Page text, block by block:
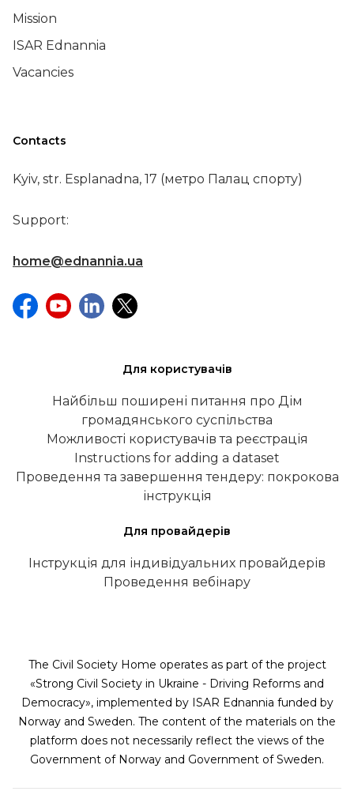
Mission
ISAR Ednannia
Vacancies
Contacts
Kyiv, str. Esplanadna, 17 (метро Палац спорту)
Support:
home@ednannia.ua
Для користувачів
Найбільш поширені питання про Дім
громадянського суспільства
Можливості користувачів та реєстрація
Instructions for adding a dataset
Проведення та завершення тендеру: покрокова
інструкція
Для провайдерів
Інструкція для індивідуальних провайдерів
Проведення вебінару
The Civil Society Home operates as part of the project
«Strong Civil Society in Ukraine - Driving Reforms and
Democracy», implemented by ISAR Ednannia funded by
Norway and Sweden. The content of the materials on the
platform does not necessarily reflect the views of the
Government of Norway and Government of Sweden.